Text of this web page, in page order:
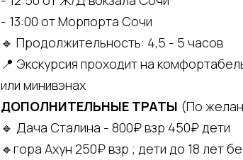
- 13:00 от Морпорта Сочи
🔹 Продолжительность: 4,5 - 5 часов⠀
📍 Экскурсия проходит на
или минивэнах
ДОПОЛНИТЕЛЬНЫЕ ТРАТЫ (По
🔹 Дача Сталина - 800₽ взр 450₽ дети
🔹гора Ахун 250₽ взр ; дети до 18 лет